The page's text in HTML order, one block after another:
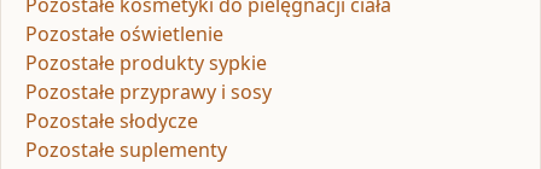
Pozostałe oświetlenie
Pozostałe produkty sypkie
Pozostałe przyprawy i sosy
Pozostałe słodycze
Pozostałe suplementy